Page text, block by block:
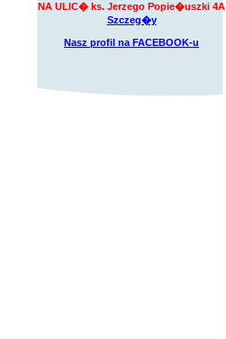
NA ULIC� ks. Jerzego Popie�uszki 4A
Szczeg�y
Nasz profil na FACEBOOK-u